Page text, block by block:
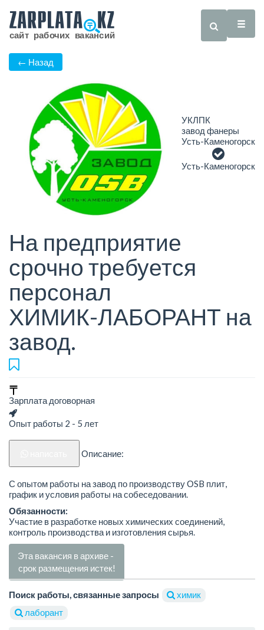
← Назад
УКЛПК
завод фанеры
Усть-Каменогорск
Усть-Каменогорск
На предприятие
срочно требуется
персонал
ХИМИК-ЛАБОРАНТ на
завод.
Зарплата договорная
Опыт работы 2 - 5 лет
Описание:
С опытом работы на завод по производству ОSB плит,
график и условия работы на собеседовании.
Обязанности:
Участие в разработке новых химических соединений,
контроль производства и изготовления сырья.
Эта вакансия в архиве -
срок размещения истек!
Поиск работы, связанные запросы
химик
лаборант